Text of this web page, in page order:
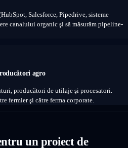
Salesforce, Pipedrive, sisteme
canalului organic şi să măsurăm pipeline-
agro
producători de utilaje şi procesatori.
fermier şi către ferma corporate.
un proiect de